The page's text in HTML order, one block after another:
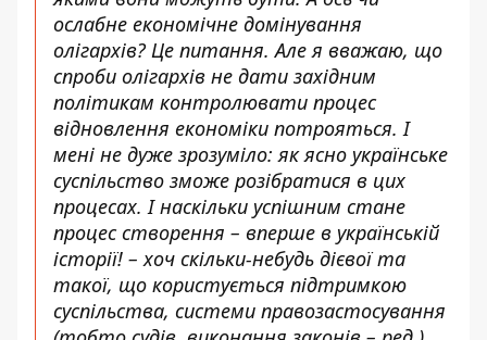
ослабне економічне домінування
олігархів? Це питання. Але я вважаю, що
спроби олігархів не дати західним
політикам контролювати процес
відновлення економіки потрояться. І
мені не дуже зрозуміло: як ясно українське
суспільство зможе розібратися в цих
процесах. І наскільки успішним стане
процес створення – вперше в українській
історії! – хоч скільки-небудь дієвої та
такої, що користується підтримкою
суспільства, системи правозастосування